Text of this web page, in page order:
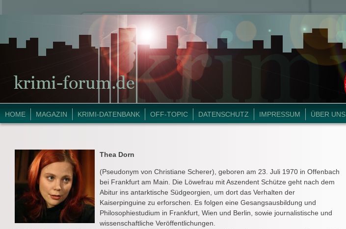
HOME MAGAZIN KRIMI-DATENBANK OFF-TOPIC DATENSCHUTZ IMPRESSUM ÜBER UNS
Thea Dorn
(Pseudonym von Christiane Scherer), geboren am 23. Juli 1970 in Offenbach
bei Frankfurt am Main. Die Löwefrau mit Aszendent Schütze geht nach dem
Abitur ins antarktische Südgeorgien, um dort das Verhalten der
Kaiserpinguine zu erforschen. Es folgen eine Gesangsausbildung und
Philosophiestudium in Frankfurt, Wien und Berlin, sowie journalistische und
wissenschaftliche Veröffentlichungen.